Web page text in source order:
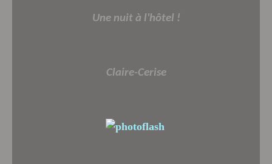
Une nuit à l'hôtel !
Claire-Cerise